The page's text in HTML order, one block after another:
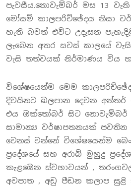
පැවසීය.නොවැම්බර් මස 13
මෝසම් කාලපරිච්ඡේදය නිසා
හැති බවත් එවිට උදෑසන
ලැබෙන අතර සවස් කාලයේ
වැසි තත්වයක් නිර්මාණය විය
විශේෂයෙන්ම මෙම
දිවයිනට බලපාන දෙවන
එය ඔක්තෝබර් සිට නොවැම්බර්
සාමාන්‍ය වර්ෂාපතනයක්
වෙනස් වන්නේ විශේෂයෙන්ම
ප්‍රදේශයේ සහ අරාබි මුහුදු
කැළඹෙන ස්වභාවයන් ,
අවපාත , අඩු පීඩන කලාප